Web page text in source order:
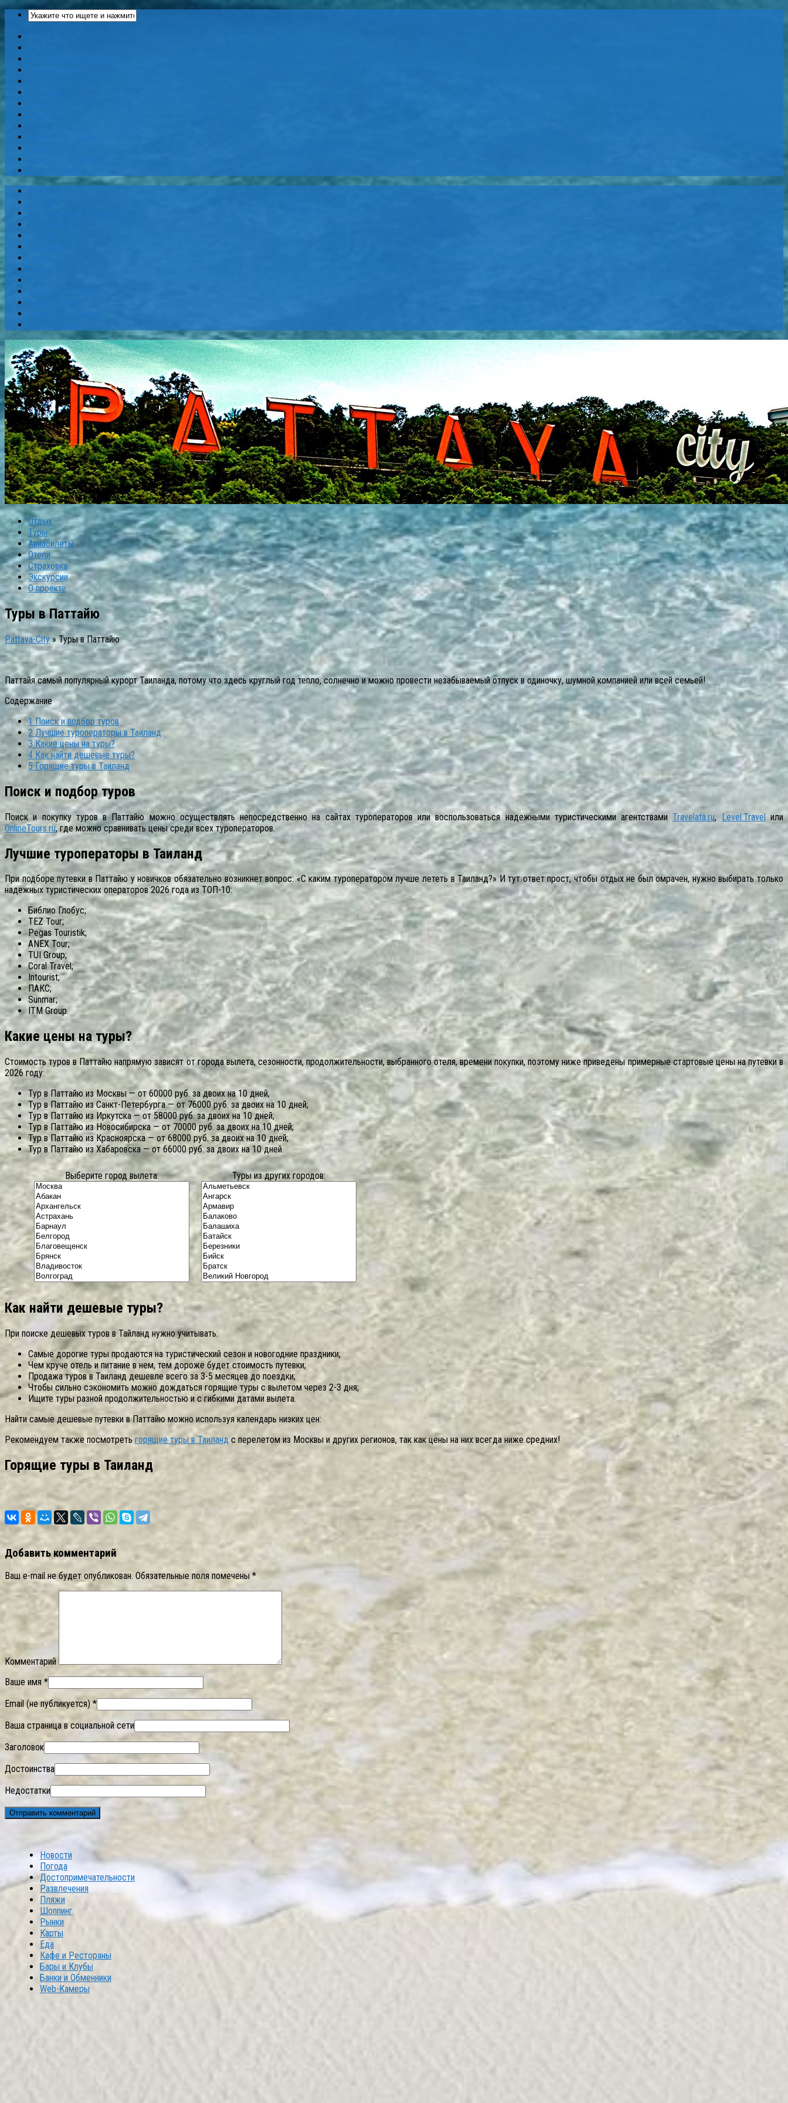
Отдых
Туры
Авиабилеты
Отели
Страховка
Экскурсии
О проекте
Туры в Паттайю
Pattaya-City»Туры в Паттайю
Паттайя самый популярный курорт Таиланда, потому что здесь круглый год тепло, солнечно и можно провести незабываемый отпуск в одиночку, шумной компанией или всей семьей!
Содержание
1 Поиск и подбор туров
2 Лучшие туроператоры в Таиланд
3Какие цены на туры?
4 Как найти дешевые туры?
5Горящие туры в Таиланд
Поиск и подбор туров
Поиск и покупку туров в Паттайю можно осуществлять непосредственно на сайтах туроператоров или воспользоваться надежными туристическими агентствамиTravelata.ru, Level.Travelили
OnlineTours.ru, где можно сравнивать цены среди всех туроператоров.
Лучшие туроператоры в Таиланд
При подборе путевки в Паттайю у новичков обязательно возникнет вопрос: «С каким туроператором лучше лететь в Таиланд?» И тут ответ прост, чтобы отдых не был омрачен, нужно выбирать только
надежных туристических операторов 2026 года из ТОП-10:
Библио Глобус;
TEZ Tour;
Pegas Touristik;
ANEX Tour;
TUI Group;
Coral Travel;
Intourist;
ПАКС;
Sunmar;
ITM Group.
Какие цены на туры?
Стоимость туров в Паттайю напрямую зависят от города вылета, сезонности, продолжительности, выбранного отеля, времени покупки, поэтому ниже приведены примерные стартовые цены на путевки в
2026 году:
Тур в Паттайю из Москвы — от 60000 руб. за двоих на 10 дней;
Тур в Паттайю из Санкт-Петербурга — от 76000 руб. за двоих на 10 дней;
Тур в Паттайю из Иркутска — от 58000 руб. за двоих на 10 дней;
Тур в Паттайю из Новосибирска — от 70000 руб. за двоих на 10 дней;
Тур в Паттайю из Красноярска — от 68000 руб. за двоих на 10 дней;
Тур в Паттайю из Хабаровска — от 66000 руб. за двоих на 10 дней.
Выберите город вылета: Туры из других городов:
Как найти дешевые туры?
При поиске дешевых туров в Тайланд нужно учитывать:
Самые дорогие туры продаются на туристический сезон и новогодние праздники;
Чем круче отель и питание в нем, тем дороже будет стоимость путевки;
Продажа туров в Таиланд дешевле всего за 3-5 месяцев до поездки;
Чтобы сильно сэкономить можно дождаться горящие туры с вылетом через 2-3 дня;
Ищите туры разной продолжительностью и с гибкими датами вылета.
Найти самые дешевые путевки в Паттайю можно используя календарь низких цен:
Рекомендуем также посмотреть горящие туры в Таиланд с перелетом из Москвы и других регионов, так как цены на них всегда ниже средних!
Горящие туры в Таиланд
Добавить комментарий
Ваш e-mail не будет опубликован. Обязательные поля помечены *
Комментарий
Ваше имя *
Email (не публикуется) *
Ваша страница в социальной сети
Заголовок
Достоинства
Недостатки
Новости
Погода
Достопримечательности
Развлечения
Пляжи
Шоппинг
Рынки
Карты
Еда
Кафе и Рестораны
Бары и Клубы
Банки и Обменники
Web-Камеры